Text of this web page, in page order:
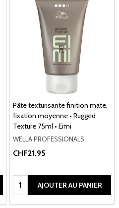
Pâte texturisante finition mate,
fixation moyenne • Rugged
Texture 75ml • Eimi
WELLA PROFESSIONALS
CHF21.95
Quantité:AJOUTER AU PANIER